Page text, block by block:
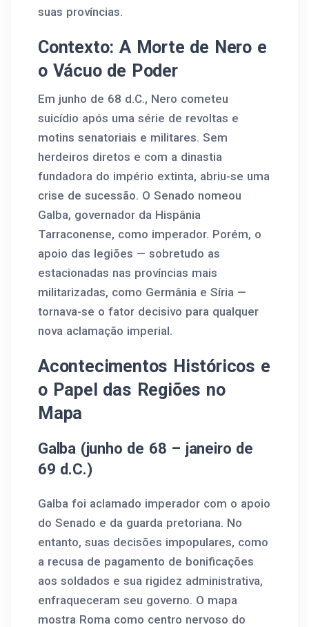
suas províncias.
Contexto: A Morte de Nero e
o Vácuo de Poder
Em junho de 68 d.C., Nero cometeu
suicídio após uma série de revoltas e
motins senatoriais e militares. Sem
herdeiros diretos e com a dinastia
fundadora do império extinta, abriu-se uma
crise de sucessão. O Senado nomeou
Galba, governador da Hispânia
Tarraconense, como imperador. Porém, o
apoio das legiões — sobretudo as
estacionadas nas províncias mais
militarizadas, como Germânia e Síria —
tornava-se o fator decisivo para qualquer
nova aclamação imperial.
Acontecimentos Históricos e
o Papel das Regiões no
Mapa
Galba (junho de 68 – janeiro de
69 d.C.)
Galba foi aclamado imperador com o apoio
do Senado e da guarda pretoriana. No
entanto, suas decisões impopulares, como
a recusa de pagamento de bonificações
aos soldados e sua rigidez administrativa,
enfraqueceram seu governo. O mapa
mostra Roma como centro nervoso do